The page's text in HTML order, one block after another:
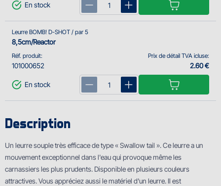
En stock
Réf. produit:
101000652
Leurre BOMB! D-SHOT / par 5
8,5cm/Reactor
Prix de détail TVA icluse:
2.60 €
En stock
Description
Un leurre souple très efficace de type « Swallow tail ». Ce leurre a un
mouvement exceptionnel dans l'eau qui provoque même les
carnassiers les plus prudents. Disponible en plusieurs couleurs
attractives. Vous appréciez aussi le matériel d'un leurre. Il est